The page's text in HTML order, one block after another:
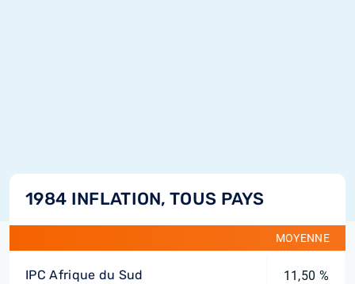
1984 INFLATION, TOUS PAYS
MOYENNE
IPC Afrique du Sud 11,50 %